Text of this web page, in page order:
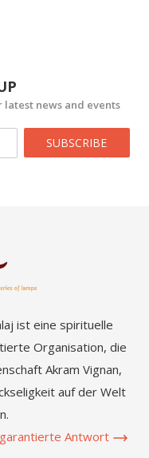
news and events
SUBSCRIBE
ist eine spirituelle
Organisation, die
Akram Vignan,
auf der Welt
Antwort